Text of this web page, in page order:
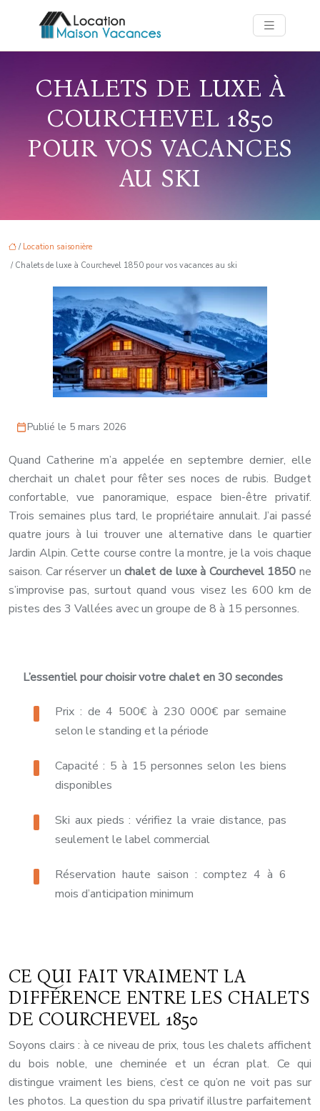
CHALETS DE LUXE À
COURCHEVEL 1850
POUR VOS VACANCES
AU SKI
/ Location saisonière
/ Chalets de luxe à Courchevel 1850 pour vos vacances au ski
Publié le 5 mars 2026
Quand Catherine m’a appelée en septembre dernier, elle
cherchait un chalet pour fêter ses noces de rubis. Budget
confortable, vue panoramique, espace bien-être privatif.
Trois semaines plus tard, le propriétaire annulait. J’ai passé
quatre jours à lui trouver une alternative dans le quartier
Jardin Alpin. Cette course contre la montre, je la vois chaque
saison. Car réserver unchalet de luxe à Courchevel 1850 ne
s’improvise pas, surtout quand vous visez les 600 km de
pistes des 3 Vallées avec un groupe de 8 à 15 personnes.
L’essentiel pour choisir votre chalet en 30 secondes
Prix : de 4 500€ à 230 000€ par semaine
selon le standing et la période
Capacité : 5 à 15 personnes selon les biens
disponibles
Ski aux pieds : vérifiez la vraie distance, pas
seulement le label commercial
Réservation haute saison : comptez 4 à 6
mois d’anticipation minimum
CE QUI FAIT VRAIMENT LA
DIFFÉRENCE ENTRE LES CHALETS
DE COURCHEVEL 1850
Soyons clairs : à ce niveau de prix, tous les chalets affichent
du bois noble, une cheminée et un écran plat. Ce qui
distingue vraiment les biens, c’est ce qu’on ne voit pas sur
les photos. La question du spa privatif illustre parfaitement